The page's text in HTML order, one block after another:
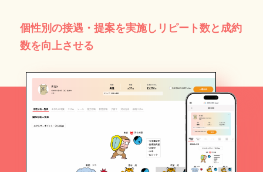
個性別の接遇・提案を実施しリピート数と成約
数を向上させる